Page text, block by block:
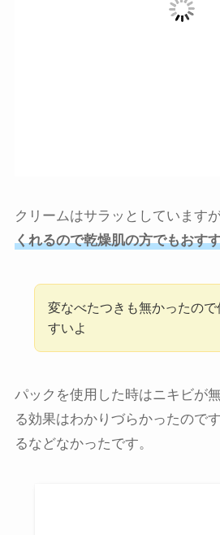
クリームはサラッとしています
くれるので乾燥肌の方でもおす
変なべたつきも無かったので
すいよ
パックを使用した時はニキビが
る効果はわかりづらかったので
るなどなかったです。